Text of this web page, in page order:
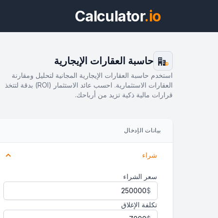
Calculator.io
$ حاسبة العقارات الإيجارية
استخدم حاسبة العقارات الإيجارية المجانية لتحليل ومقارنة
العقارات الاستثمارية. احسب عائد الاستثمار (ROI) بدقة لتتخذ
قرارات مالية ذكية تزيد من أرباحك.
بيانات الإدخال
شراء
سعر الشراء
$
تكلفة الإغلاق